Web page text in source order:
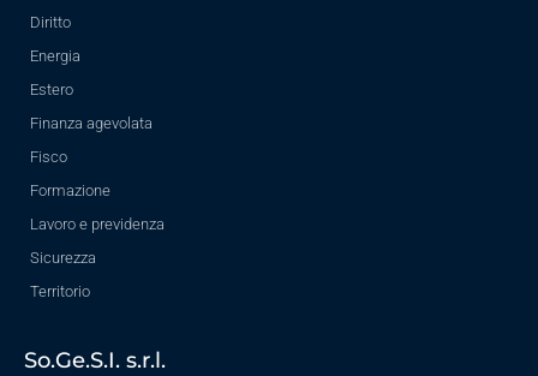
Diritto
Energia
Estero
Finanza agevolata
Fisco
Formazione
Lavoro e previdenza
Sicurezza
Territorio
So.Ge.S.I. s.r.l.